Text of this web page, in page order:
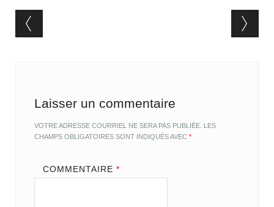
Post navigation
Laisser un commentaire
VOTRE ADRESSE COURRIEL NE SERA PAS PUBLIÉE. LES
CHAMPS OBLIGATOIRES SONT INDIQUÉS AVEC*
COMMENTAIRE *